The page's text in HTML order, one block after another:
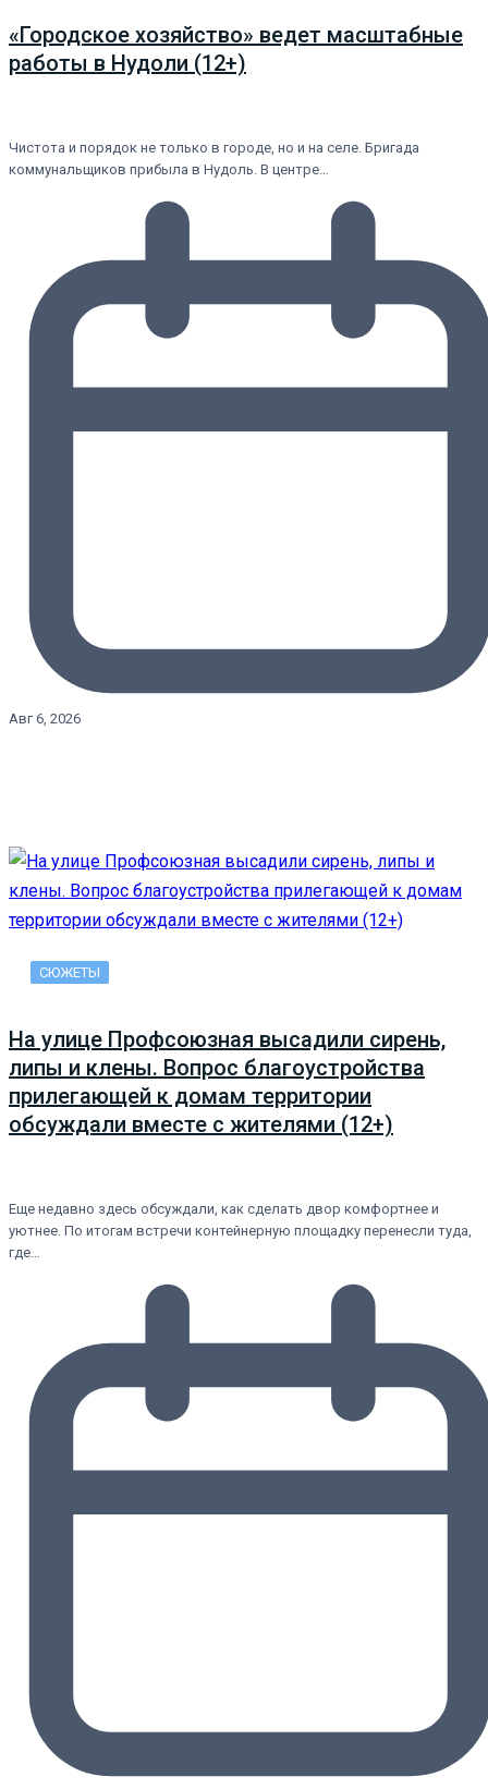
«Городское хозяйство» ведет масштабные
работы в Нудоли (12+)
Чистота и порядок не только в городе, но и на селе. Бригада
коммунальщиков прибыла в Нудоль. В центре…
Авг 6, 2026
СЮЖЕТЫ
На улице Профсоюзная высадили сирень,
липы и клены. Вопрос благоустройства
прилегающей к домам территории
обсуждали вместе с жителями (12+)
Еще недавно здесь обсуждали, как сделать двор комфортнее и
уютнее. По итогам встречи контейнерную площадку перенесли туда,
где…